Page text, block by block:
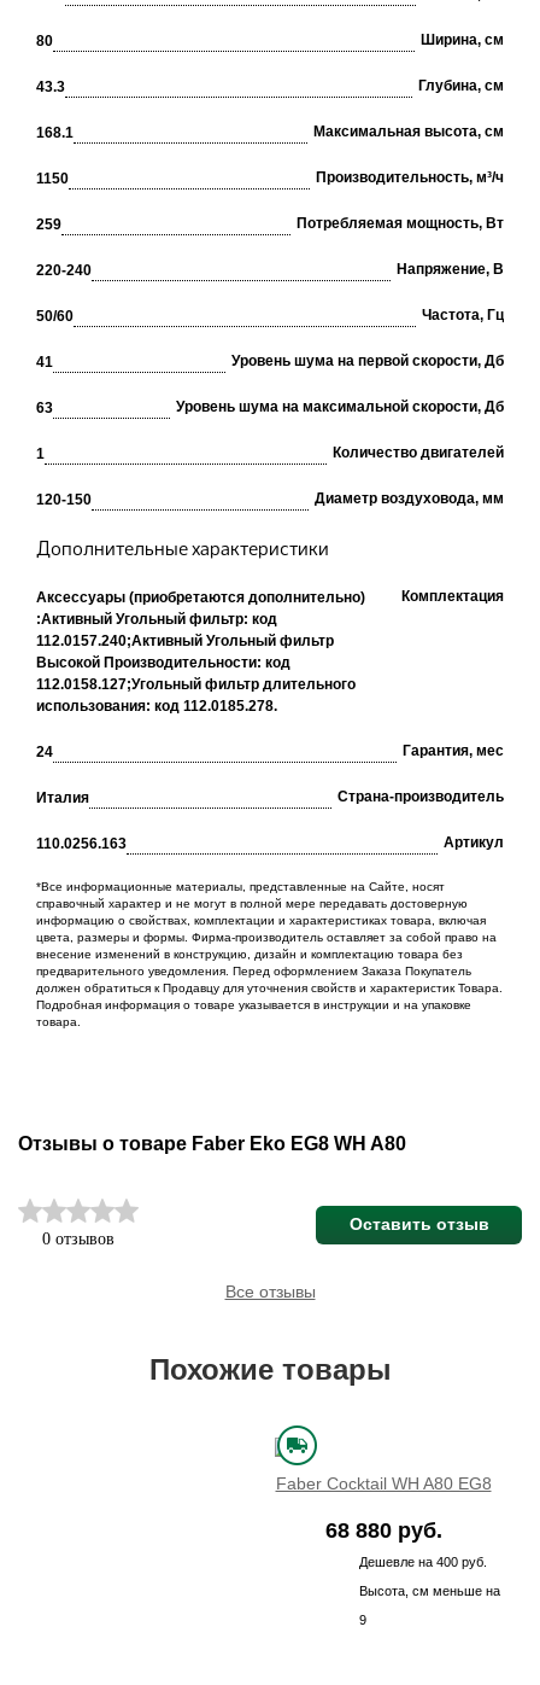
80 Ширина, см
43.3 Глубина, см
168.1 Максимальная высота, см
1150 Производительность, м³/ч
259 Потребляемая мощность, Вт
220-240 Напряжение, В
50/60 Частота, Гц
41 Уровень шума на первой скорости, Дб
63 Уровень шума на максимальной скорости, Дб
1 Количество двигателей
120-150 Диаметр воздуховода, мм
Дополнительные характеристики
Аксессуары (приобретаются дополнительно)
:Активный Угольный фильтр: код
112.0157.240;Активный Угольный фильтр
Высокой Производительности: код
112.0158.127;Угольный фильтр длительного
использования: код 112.0185.278.
Комплектация
24 Гарантия, мес
Италия Cтрана-производитель
110.0256.163 Артикул
*Все информационные материалы, представленные на Сайте, носят
справочный характер и не могут в полной мере передавать достоверную
информацию о свойствах, комплектации и характеристиках товара, включая
цвета, размеры и формы. Фирма-производитель оставляет за собой право на
внесение изменений в конструкцию, дизайн и комплектацию товара без
предварительного уведомления. Перед оформлением Заказа Покупатель
должен обратиться к Продавцу для уточнения свойств и характеристик Товара.
Подробная информация о товаре указывается в инструкции и на упаковке
товара.
Отзывы о товаре Faber Eko EG8 WH A80
0 отзывов
Оставить отзыв
Все отзывы
Похожие товары
Faber Cocktail WH A80 EG8
68 880 руб.
Дешевле на 400 руб.
Высота, см меньше на
9